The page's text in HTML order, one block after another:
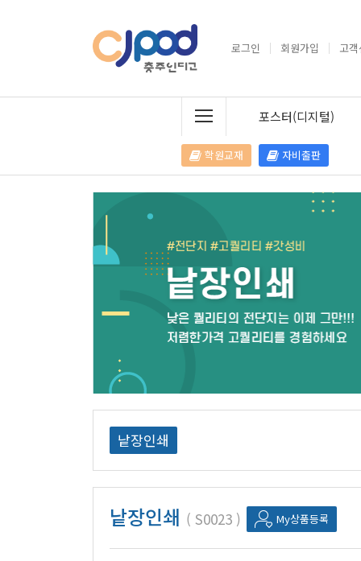
로그인 회원가입 고
포스터(디지털)
학원교재 자비출판
낱장인쇄
낱장인쇄 S0023 My상품등록